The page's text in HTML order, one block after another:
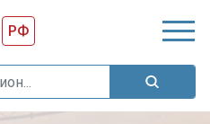
РФ